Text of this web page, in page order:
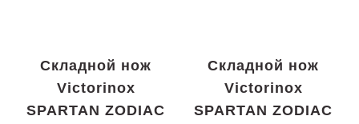
Складной нож
Victorinox
SPARTAN ZODIAC
Складной нож
Victorinox
SPARTAN ZODIAC